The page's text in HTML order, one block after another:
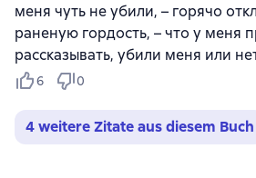
меня чуть не убили, – горячо
раненую гордость, – что у меня
рассказывать, убили меня или
6 0
4 weitere Zitate aus diesem Buch